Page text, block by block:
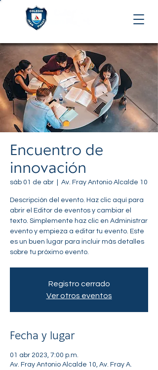
Encuentro de
innovación
sáb 01 de abr Av. Fray Antonio Alcalde 10
Descripción del evento. Haz clic aquí para
abrir el Editor de eventos y cambiar el
texto. Simplemente haz clic en Administrar
evento y empieza a editar tu evento. Este
es un buen lugar para incluir más detalles
sobre tu próximo evento.
Registro cerrado
Ver otros eventos
Fecha y lugar
01 abr 2023, 7:00 p.m.
Av. Fray Antonio Alcalde 10, Av. Fray A.